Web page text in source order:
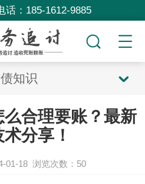
话： 185-1612-9885
知识
合理要账？最新
分享！
01-18 浏览次数： 50